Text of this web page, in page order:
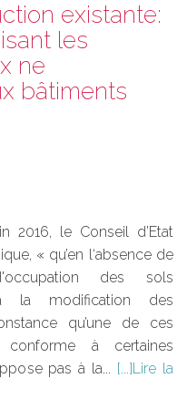
existante:
les
ne
bâtiments
2016, le Conseil d’Etat
« qu’en l‘absence de
des sols
la modification des
qu’une de ces
à certaines
pas à la...
Lire la